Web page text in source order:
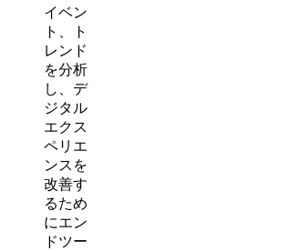
イベン
ト、ト
レンド
を分析
し、デ
ジタル
エクス
ペリエ
ンスを
改善す
るため
にエン
ドツー